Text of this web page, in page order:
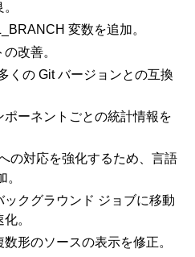
変数を追加。
改善。
くの Git バージョンとの互換
ーネントごとの統計情報を
の対応を強化するため、言語
クグラウンド ジョブに移動
。
形のソースの表示を修正。